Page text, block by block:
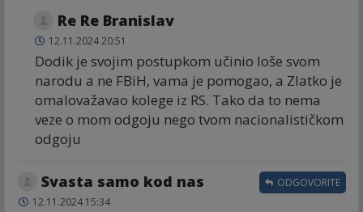
Re Re Branislav
12.11.2024 20:51
Dodik je svojim postupkom učinio loše svom
narodu a ne FBiH, vama je pomogao, a Zlatko je
omalovažavao kolege iz RS. Tako da to nema
veze o mom odgoju nego tvom nacionalističkom
odgoju
Svasta samo kod nas
12.11.2024 15:34
ODGOVORITE